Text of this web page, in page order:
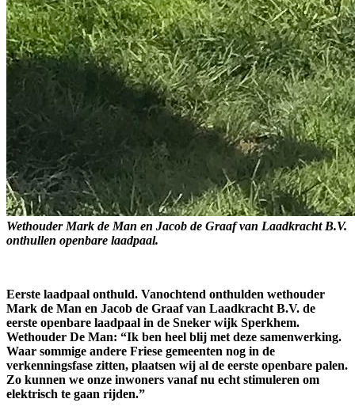
Wethouder Mark de Man en Jacob de Graaf van Laadkracht B.V.
onthullen openbare laadpaal.
Eerste laadpaal onthuld. Vanochtend onthulden wethouder
Mark de Man en Jacob de Graaf van Laadkracht B.V. de
eerste openbare laadpaal in de Sneker wijk Sperkhem.
Wethouder De Man: “Ik ben heel blij met deze samenwerking.
Waar sommige andere Friese gemeenten nog in de
verkenningsfase zitten, plaatsen wij al de eerste openbare palen.
Zo kunnen we onze inwoners vanaf nu echt stimuleren om
elektrisch te gaan rijden.”